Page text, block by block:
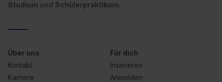
Studium und Schülerpraktikum.
Über uns
Kontakt
Karriere
Für dich
Inserieren
Anmelden